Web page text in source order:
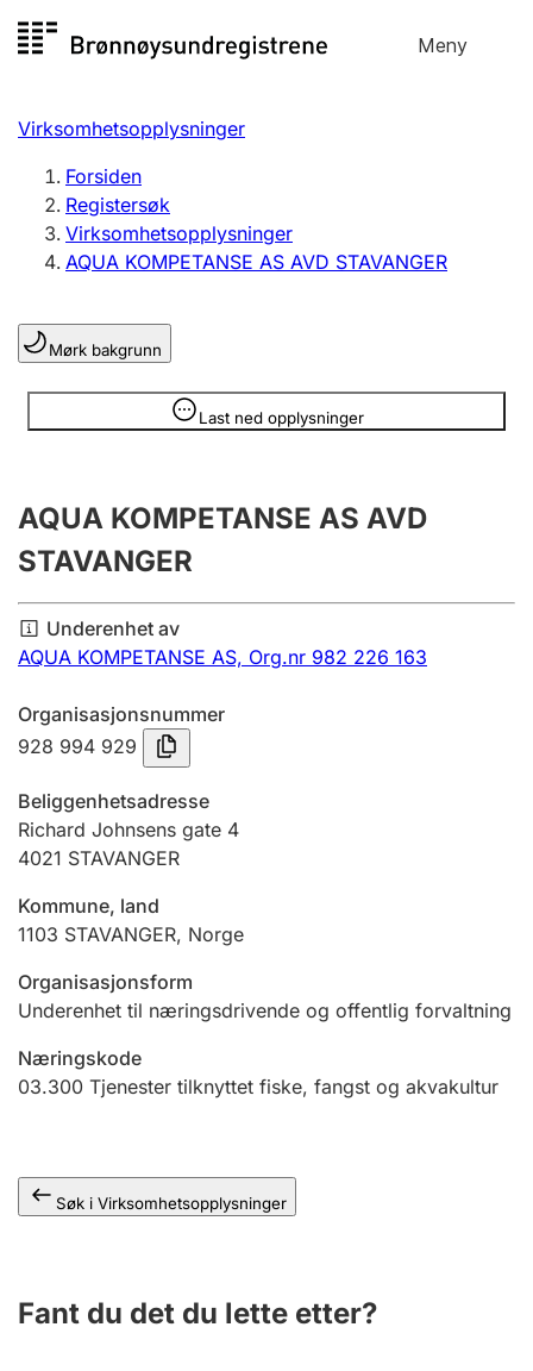
til
Meny
Registersøk
Aksjeselskap
Enkeltpersonforetak
Registrere, endre, slette
Lag og forening
Registrere, endre, slette
Årsregnskap
Innsending og forsinkelsesgebyr
Betaling og jegeravgiftskort
Ektepaktveileder
Offentlig sektor
Andre tema
Virksomhetsopplysninger
Forsiden
Registersøk
Virksomhetsopplysninger
AQUA KOMPETANSE AS AVD STAVANGER
Mørk bakgrunn
Last ned opplysninger
Opplysninger er skjult
AQUA KOMPETANSE AS AVD
STAVANGER
Underenhet av
AQUA KOMPETANSE AS, Org.nr 982 226 163
Organisasjonsnummer
928 994 929
Beliggenhetsadresse
Richard Johnsens gate 4
4021 STAVANGER
Kommune, land
1103 STAVANGER, Norge
Organisasjonsform
Underenhet til næringsdrivende og offentlig forvaltning
Næringskode
03.300 Tjenester tilknyttet fiske, fangst og akvakultur
Søk i Virksomhetsopplysninger
Fant du det du lette etter?